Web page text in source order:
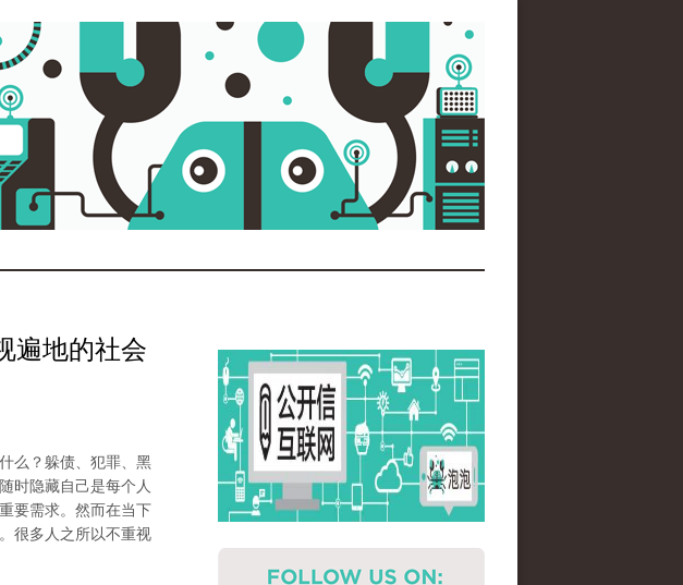
遍地的社会
么？躲债、犯罪、黑
时隐藏自己是每个人
要需求。然而在当下
很多人之所以不重视